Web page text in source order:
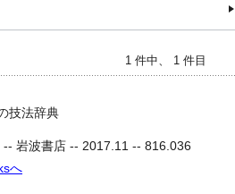
1 件中、 1 件目
技法辞典
-- 岩波書店 -- 2017.11 -- 816.036
へ